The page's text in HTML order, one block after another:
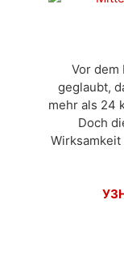
Vor dem
geglaubt,
mehr als 24
Doch